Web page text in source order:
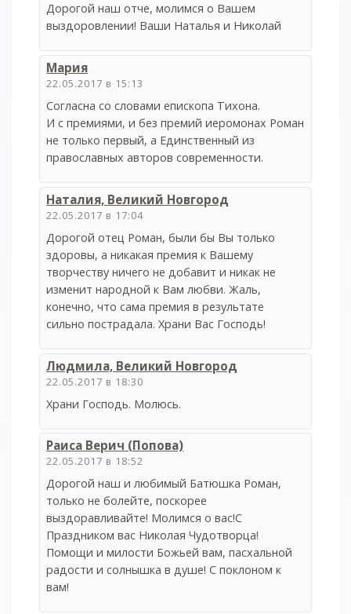
Дорогой наш отче, молимся о Вашем
выздоровлении! Ваши Наталья и Николай
Мария
22.05.2017 в 15:13
Согласна со словами епископа Тихона.
И с премиями, и без премий иеромонах Роман
не только первый, а Единственный из
православных авторов современности.
Наталия, Великий Новгород
22.05.2017 в 17:04
Дорогой отец Роман, были бы Вы только
здоровы, а никакая премия к Вашему
творчеству ничего не добавит и никак не
изменит народной к Вам любви. Жаль,
конечно, что сама премия в результате
сильно пострадала. Храни Вас Господь!
Людмила, Великий Новгород
22.05.2017 в 18:30
Храни Господь. Молюсь.
Раиса Верич (Попова)
22.05.2017 в 18:52
Дорогой наш и любимый Батюшка Роман,
только не болейте, поскорее
выздоравливайте! Молимся о вас!С
Праздником вас Николая Чудотворца!
Помощи и милости Божьей вам, пасхальной
радости и солнышка в душе! С поклоном к
вам!